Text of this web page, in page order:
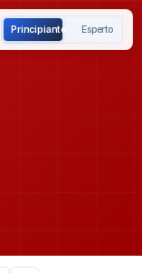
Principiante Esperto